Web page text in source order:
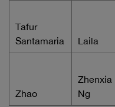
Tafur
Santamaria
Laila
Zhao
Zhenxia
Ng